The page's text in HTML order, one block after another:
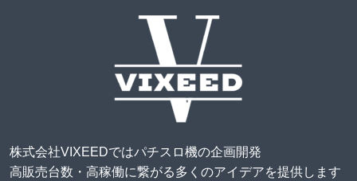
株式会社VIXEEDではパチスロ機の企画開発
高販売台数・高稼働に繋がる多くのアイデアを提供します